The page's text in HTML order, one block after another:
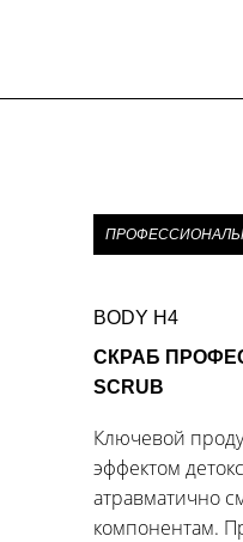
BODY H4
СКРАБ
SCRUB
Ключевой
эффектом
атравматично
компонентам.